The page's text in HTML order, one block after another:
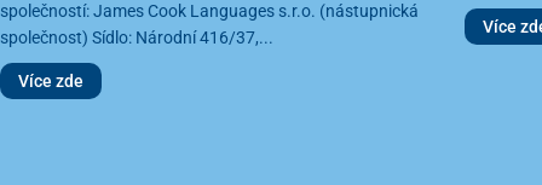
společností: James Cook Languages s.r.o. (nástupnická
společnost) Sídlo: Národní 416/37,...
Více zde
Více